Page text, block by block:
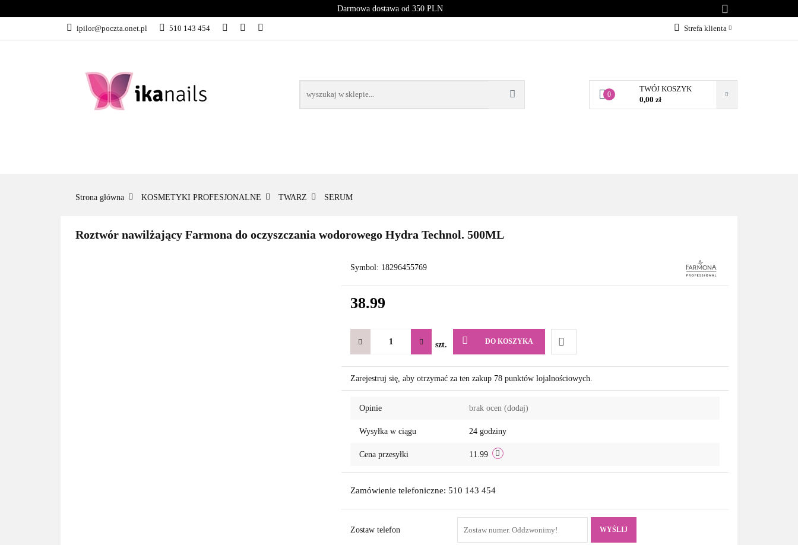
Darmowa dostawa od 350 PLN
ipilor@poczta.onet.pl 510 143 454 Strefa klienta
Dodaj zgłoszenie
Zgody cookies
0
TWÓJ KOSZYK
0,00 zł
KATEGORIE
Strona główna KOSMETYKI PROFESJONALNE TWARZ SERUM
Roztwór nawilżający Farmona do oczyszczania wodorowego Hydra Technol. 500ML
Symbol: 18296455769
38.99
szt. DO KOSZYKA
Do
przechowalni
Zarejestruj się, aby otrzymać za ten zakup 78 punktów lojalnościowych.
Opinie brak ocen (dodaj)
Wysyłka w ciągu 24 godziny
Cena przesyłki 11.99
Zamówienie telefoniczne: 510 143 454
Zostaw telefon WYŚLIJ